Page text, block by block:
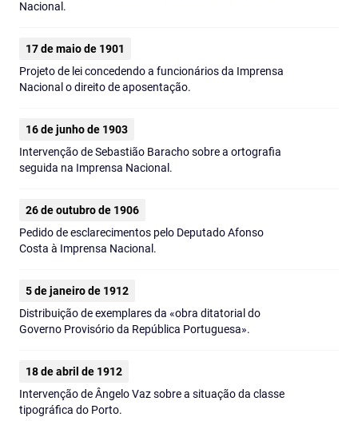
Nacional.
17 de maio de 1901
Projeto de lei concedendo a funcionários da Imprensa
Nacional o direito de aposentação.
16 de junho de 1903
Intervenção de Sebastião Baracho sobre a ortografia
seguida na Imprensa Nacional.
26 de outubro de 1906
Pedido de esclarecimentos pelo Deputado Afonso
Costa à Imprensa Nacional.
5 de janeiro de 1912
Distribuição de exemplares da «obra ditatorial do
Governo Provisório da República Portuguesa».
18 de abril de 1912
Intervenção de Ângelo Vaz sobre a situação da classe
tipográfica do Porto.